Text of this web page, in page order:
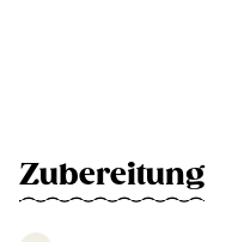
Zubereitung